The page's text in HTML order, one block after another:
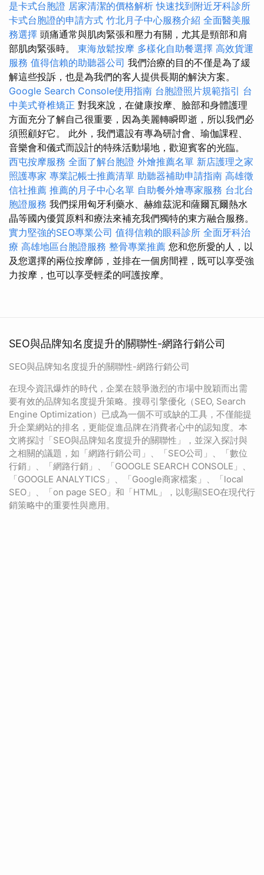
是卡式台胞證 居家清潔的價格解析 快速找到附近牙科診所
卡式台胞證的申請方式 竹北月子中心服務介紹 全面醫美服
務選擇 頭痛通常與肌肉緊張和壓力有關，尤其是頸部和肩
部肌肉緊張時。 東海放鬆按摩 多樣化自助餐選擇 高效貨運
服務 值得信賴的助聽器公司 我們治療的目的不僅是為了緩
解這些投訴，也是為我們的客人提供長期的解決方案。
Google Search Console使用指南 台胞證照片規範指引 台
中美式脊椎矯正 對我來說，在健康按摩、臉部和身體護理
方面充分了解自己很重要，因為美麗轉瞬即逝，所以我們必
須照顧好它。 此外，我們還設有專為研討會、瑜伽課程、
音樂會和儀式而設計的特殊活動場地，歡迎賓客的光臨。
西屯按摩服務 全面了解台胞證 外燴推薦名單 新店護理之家
照護專家 專業記帳士推薦清單 助聽器補助申請指南 高雄徵
信社推薦 推薦的月子中心名單 自助餐外燴專家服務 台北台
胞證服務 我們採用匈牙利藥水、赫維茲泥和薩爾瓦爾熱水
晶等國內優質原料和療法來補充我們獨特的東方融合服務。
實力堅強的SEO專業公司 值得信賴的眼科診所 全面牙科治
療 高雄地區台胞證服務 整骨專業推薦 您和您所愛的人，以
及您選擇的兩位按摩師，並排在一個房間裡，既可以享受強
力按摩，也可以享受輕柔的呵護按摩。
SEO與品牌知名度提升的關聯性-網路行銷公司
SEO與品牌知名度提升的關聯性-網路行銷公司
在現今資訊爆炸的時代，企業在競爭激烈的市場中脫穎而出需
要有效的品牌知名度提升策略。搜尋引擎優化（SEO, Search
Engine Optimization）已成為一個不可或缺的工具，不僅能提
升企業網站的排名，更能促進品牌在消費者心中的認知度。本
文將探討「SEO與品牌知名度提升的關聯性」，並深入探討與
之相關的議題，如「網路行銷公司」、「SEO公司」、「數位
行銷」、「網路行銷」、「GOOGLE SEARCH CONSOLE」、
「GOOGLE ANALYTICS」、「Google商家檔案」、「local
SEO」、「on page SEO」和「HTML」，以彰顯SEO在現代行
銷策略中的重要性與應用。